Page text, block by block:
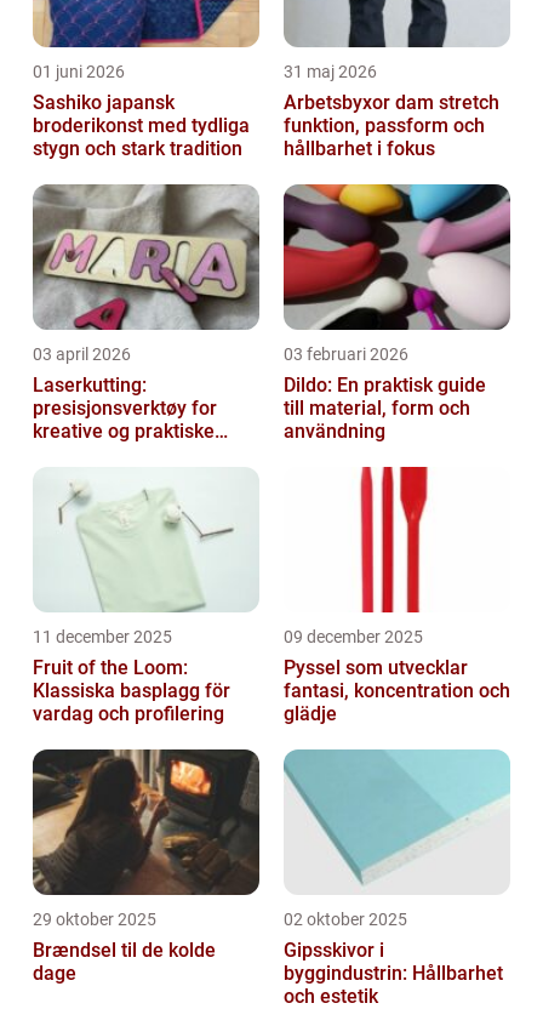
01 juni 2026
Sashiko japansk
broderikonst med tydliga
stygn och stark tradition
31 maj 2026
Arbetsbyxor dam stretch
funktion, passform och
hållbarhet i fokus
03 april 2026
Laserkutting:
presisjonsverktøy for
kreative og praktiske
03 februari 2026
Dildo: En praktisk guide
till material, form och
användning
11 december 2025
Fruit of the Loom:
Klassiska basplagg för
vardag och profilering
09 december 2025
Pyssel som utvecklar
fantasi, koncentration och
glädje
29 oktober 2025
Brændsel til de kolde
dage
02 oktober 2025
Gipsskivor i
byggindustrin: Hållbarhet
och estetik